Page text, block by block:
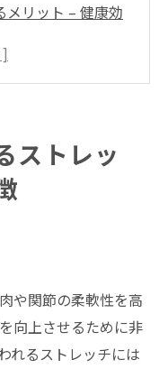
リット – 健康効
骨院でのストレッ
ストレッ
や関節の柔軟性を高
向上させるために非
れるストレッチには